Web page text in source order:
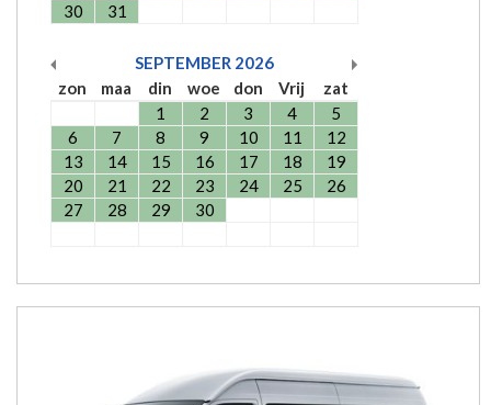
30
31
SEPTEMBER 2026
zon
maa din woe don Vrij
zat
1
2 3 4
5
6
7 8 9 10 11
12
13
14 15 16 17 18
19
20
21 22 23 24 25
26
27
28 29 30